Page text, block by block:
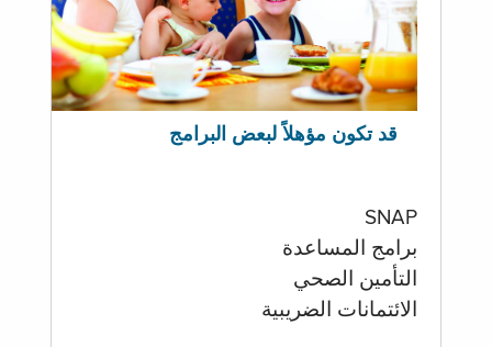
قد تكون مؤهلاً لبعض البرامج
SNAP
برامج المساعدة
التأمين الصحي
الائتمانات الضريبية